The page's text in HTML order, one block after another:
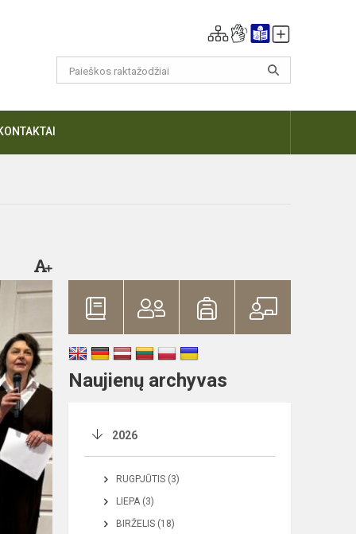
Naujienų archyvas
2026
RUGPJŪTIS (3)
LIEPA (3)
BIRŽELIS (18)